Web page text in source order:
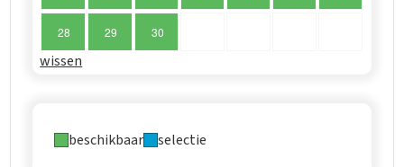
28 29 30
wissen
beschikbaar selectie